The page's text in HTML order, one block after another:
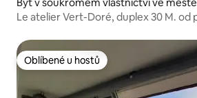
anville-sur-Mer
Le atelier Vert-Doré, duplex 30 M. od
Oblíbené u hostů
Oblíbené u hostů